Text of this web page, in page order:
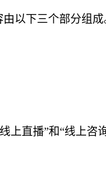
以下三个部分组成
上直播”和“线上咨